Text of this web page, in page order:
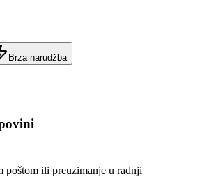
Brza narudžba
poštom ili preuzimanje u radnji